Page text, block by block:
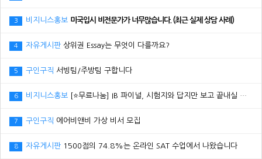
3 비지니스홍보 미국입시 비전문가가 너무많습니다. (최근 실제 상담 사례)
4 자유게시판 상위권 Essay는 무엇이 다를까요?
5 구인구직 서빙팀/주방팀 구합니다
6 비지니스홍보 [⭐무료나눔] IB 파이널, 시험지와 답지만 보고 끝내실 건가요?
7 구인구직 에어비앤비 가상 비서 모집
8 자유게시판 1500점의 74.8%는 온라인 SAT 수업에서 나왔습니다